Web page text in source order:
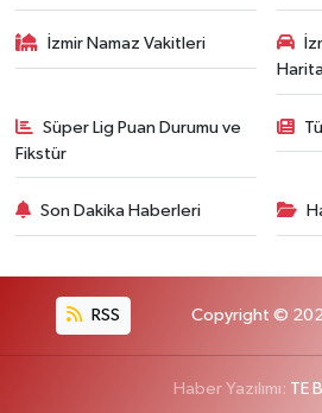
İzmir Namaz Vakitleri
Süper Lig Puan Durumu ve
Fikstür
Son Dakika Haberleri
RSS Copyright ©
Haber Yazılımı: TE